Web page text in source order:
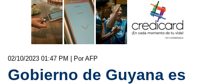
02/10/2023 01:47 PM | Por AFP
Gobierno de Guyana es